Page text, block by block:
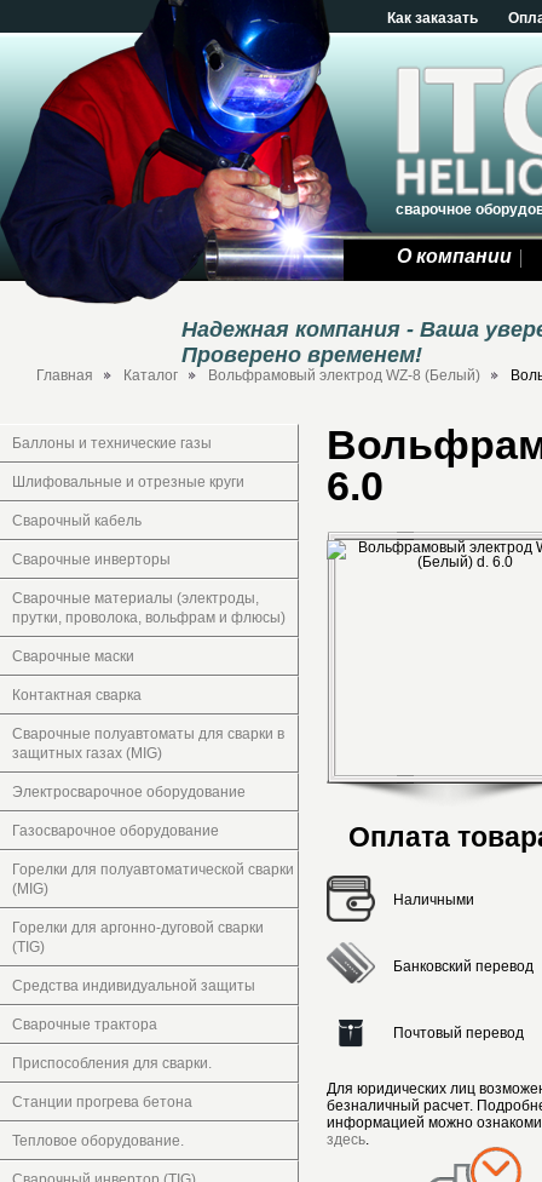
Как заказать
сварочное
О компании
Надежная компания - Ваша
Проверено временем!
Главная Каталог Вольфрамовый электрод WZ-8 (Белый)
Баллоны и технические газы
Шлифовальные и отрезные круги
Сварочный кабель
Сварочные инверторы
Сварочные материалы (электроды,
прутки, проволока, вольфрам и флюсы)
Сварочные маски
Контактная сварка
Сварочные полуавтоматы для сварки в
защитных газах (MIG)
Электросварочное оборудование
Газосварочное оборудование
Горелки для полуавтоматической сварки
(MIG)
Горелки для аргонно-дуговой сварки
(TIG)
Средства индивидуальной защиты
Сварочные трактора
Приспособления для сварки.
Станции прогрева бетона
Тепловое оборудование.
6.0
Оплата
Наличными
Банковский перевод
Почтовый перевод
Для юридических лиц
безналичный расчет.
информацией можно
здесь.